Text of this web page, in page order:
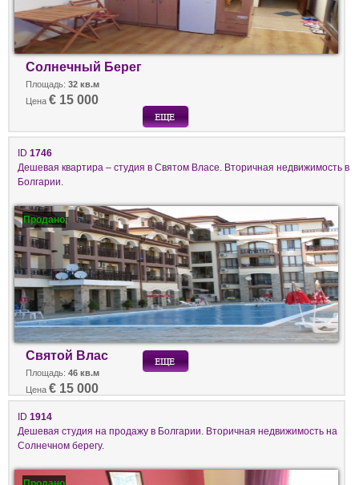
Солнечный Берег
Площадь: 32 кв.м
Цена € 15 000
ID 1746
Дешевая квартира – студия в Святом Власе. Вторичная недвижимость в
Болгарии.
Продано
Святой Влас
Площадь: 46 кв.м
Цена € 15 000
ID 1914
Дешевая студия на продажу в Болгарии. Вторичная недвижимость на
Солнечном берегу.